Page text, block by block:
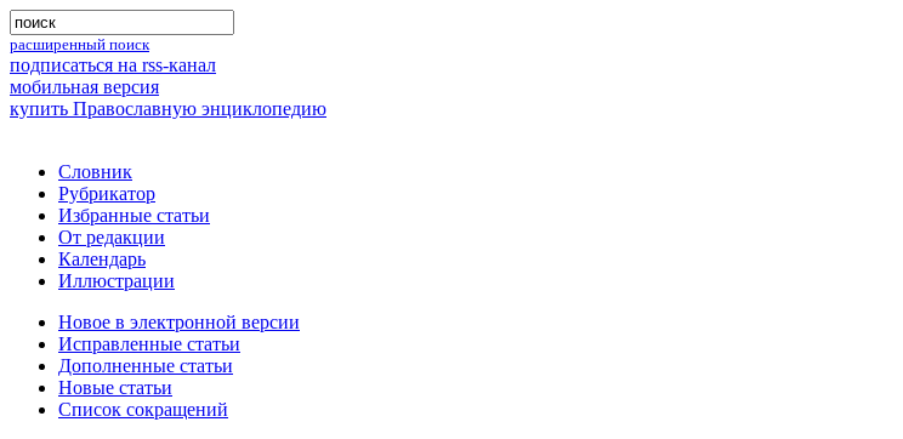
расширенный поиск
подписаться на rss-канал
мобильная версия
купить Православную энциклопедию
Словник
Рубрикатор
Избранные статьи
От редакции
Календарь
Иллюстрации
Новое в электронной версии
Исправленные статьи
Дополненные статьи
Новые статьи
Список сокращений